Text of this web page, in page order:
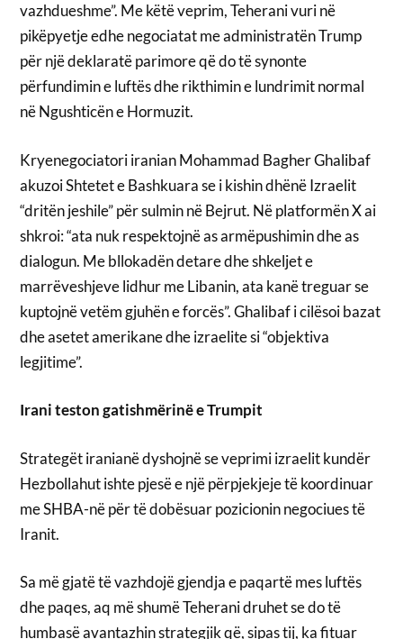
vazhdueshme”. Me këtë veprim, Teherani vuri në
pikëpyetje edhe negociatat me administratën Trump
për një deklaratë parimore që do të synonte
përfundimin e luftës dhe rikthimin e lundrimit normal
në Ngushticën e Hormuzit.
Kryenegociatori iranian Mohammad Bagher Ghalibaf
akuzoi Shtetet e Bashkuara se i kishin dhënë Izraelit
“dritën jeshile” për sulmin në Bejrut. Në platformën X ai
shkroi: “ata nuk respektojnë as armëpushimin dhe as
dialogun. Me bllokadën detare dhe shkeljet e
marrëveshjeve lidhur me Libanin, ata kanë treguar se
kuptojnë vetëm gjuhën e forcës”. Ghalibaf i cilësoi bazat
dhe asetet amerikane dhe izraelite si “objektiva
legjitime”.
Irani teston gatishmërinë e Trumpit
Strategët iranianë dyshojnë se veprimi izraelit kundër
Hezbollahut ishte pjesë e një përpjekjeje të koordinuar
me SHBA-në për të dobësuar pozicionin negociues të
Iranit.
Sa më gjatë të vazhdojë gjendja e paqartë mes luftës
dhe paqes, aq më shumë Teherani druhet se do të
humbasë avantazhin strategjik që, sipas tij, ka fituar